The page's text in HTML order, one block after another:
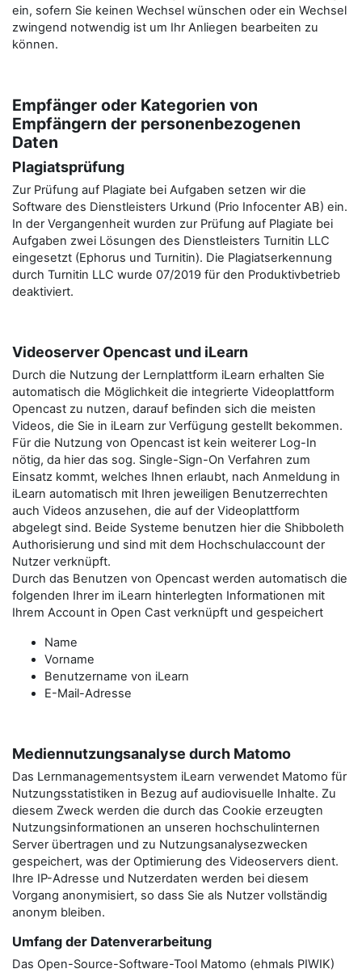
ein, sofern Sie keinen Wechsel wünschen oder ein Wechsel
zwingend notwendig ist um Ihr Anliegen bearbeiten zu
können.
Empfänger oder Kategorien von
Empfängern der personenbezogenen
Daten
Plagiatsprüfung
Zur Prüfung auf Plagiate bei Aufgaben setzen wir die
Software des Dienstleisters Urkund (Prio Infocenter AB) ein.
In der Vergangenheit wurden zur Prüfung auf Plagiate bei
Aufgaben zwei Lösungen des Dienstleisters Turnitin LLC
eingesetzt (Ephorus und Turnitin). Die Plagiatserkennung
durch Turnitin LLC wurde 07/2019 für den Produktivbetrieb
deaktiviert.
Videoserver Opencast und iLearn
Durch die Nutzung der Lernplattform iLearn erhalten Sie
automatisch die Möglichkeit die integrierte Videoplattform
Opencast zu nutzen, darauf befinden sich die meisten
Videos, die Sie in iLearn zur Verfügung gestellt bekommen.
Für die Nutzung von Opencast ist kein weiterer Log-In
nötig, da hier das sog. Single-Sign-On Verfahren zum
Einsatz kommt, welches Ihnen erlaubt, nach Anmeldung in
iLearn automatisch mit Ihren jeweiligen Benutzerrechten
auch Videos anzusehen, die auf der Videoplattform
abgelegt sind. Beide Systeme benutzen hier die Shibboleth
Authorisierung und sind mit dem Hochschulaccount der
Nutzer verknüpft.
Durch das Benutzen von Opencast werden automatisch die
folgenden Ihrer im iLearn hinterlegten Informationen mit
Ihrem Account in Open Cast verknüpft und gespeichert
Name
Vorname
Benutzername von iLearn
E-Mail-Adresse
Mediennutzungsanalyse durch Matomo
Das Lernmanagementsystem iLearn verwendet Matomo für
Nutzungsstatistiken in Bezug auf audiovisuelle Inhalte. Zu
diesem Zweck werden die durch das Cookie erzeugten
Nutzungsinformationen an unseren hochschulinternen
Server übertragen und zu Nutzungsanalysezwecken
gespeichert, was der Optimierung des Videoservers dient.
Ihre IP-Adresse und Nutzerdaten werden bei diesem
Vorgang anonymisiert, so dass Sie als Nutzer vollständig
anonym bleiben.
Umfang der Datenverarbeitung
Das Open-Source-Software-Tool Matomo (ehmals PIWIK)